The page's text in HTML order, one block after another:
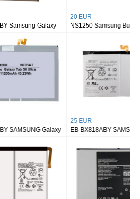
NS1250 Samsung Buds 2/ buds 2
Galaxy
EB-BX818ABY SAMSUNG Galaxy
Tab S9 Plus Wi-fi X810/5G X816